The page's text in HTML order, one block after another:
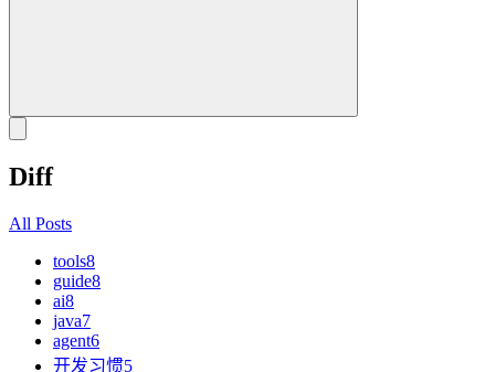
Diff
All Posts
tools8
guide8
ai8
java7
agent6
开发习惯5